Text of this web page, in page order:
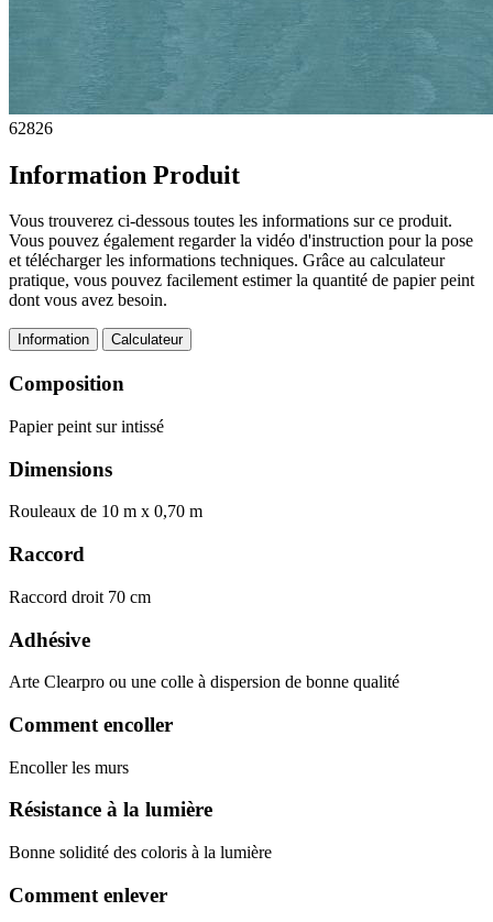
62826
Information Produit
Vous trouverez ci-dessous toutes les informations sur ce produit.
Vous pouvez également regarder la vidéo d'instruction pour la pose
et télécharger les informations techniques. Grâce au calculateur
pratique, vous pouvez facilement estimer la quantité de papier peint
dont vous avez besoin.
Information Calculateur
Composition
Papier peint sur intissé
Dimensions
Rouleaux de 10 m x 0,70 m
Raccord
Raccord droit 70 cm
Adhésive
Arte Clearpro ou une colle à dispersion de bonne qualité
Comment encoller
Encoller les murs
Résistance à la lumière
Bonne solidité des coloris à la lumière
Comment enlever